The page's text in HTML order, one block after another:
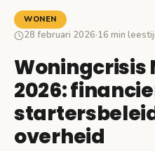
WONEN
28 februari 2026·16 min
Woningcrisis
2026:
overheid